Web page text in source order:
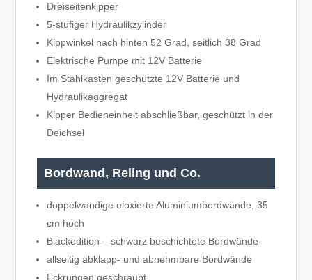
Dreiseitenkipper
5-stufiger Hydraulikzylinder
Kippwinkel nach hinten 52 Grad, seitlich 38 Grad
Elektrische Pumpe mit 12V Batterie
Im Stahlkasten geschützte 12V Batterie und
Hydraulikaggregat
Kipper Bedieneinheit abschließbar, geschützt in der
Deichsel
Bordwand, Reling und Co.
doppelwandige eloxierte Aluminiumbordwände, 35
cm hoch
Blackedition – schwarz beschichtete Bordwände
allseitig abklapp- und abnehmbare Bordwände
Eckrungen geschraubt